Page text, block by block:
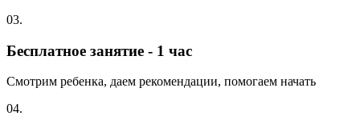
03.
Бесплатное занятие - 1 час
Смотрим ребенка, даем рекомендации, помогаем начать
04.